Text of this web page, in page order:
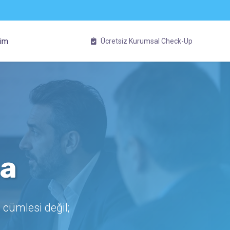
Eğitimi
İnsan Yönetimi
Ücretsiz Kurumsal Check-Up
değil;